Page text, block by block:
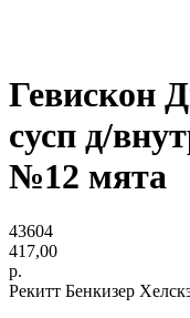
Гевискон
сусп д/
№12 мята
43604
417,00
р.
Рекитт Бенкизер